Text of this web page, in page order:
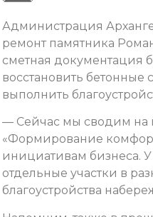
Администрация
ремонт памятника
сметная документация
восстановить бетонные
выполнить
— Сейчас мы сводим на
«Формирование
инициативам бизнеса. У
отдельные участки в
благоустройства